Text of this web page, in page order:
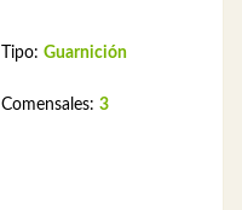
Tipo: Guarnición
Comensales: 3